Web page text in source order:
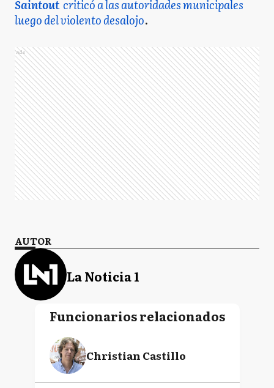
Saintoutcriticó a las autoridades municipales
luego del violento desalojo.
Ads
AUTOR
La Noticia 1
Funcionarios relacionados
Christian Castillo